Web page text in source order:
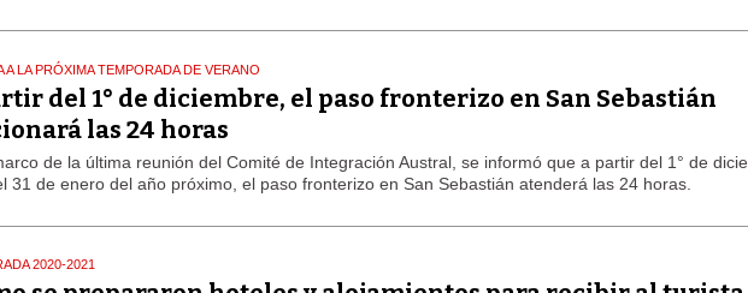
A LA PRÓXIMA TEMPORADA DE VERANO
del 1° de diciembre, el paso fronterizo en San Sebastián
las 24 horas
de la última reunión del Comité de Integración Austral, se informó que a partir del 1° de
31 de enero del año próximo, el paso fronterizo en San Sebastián atenderá las 24 horas.
2020-2021